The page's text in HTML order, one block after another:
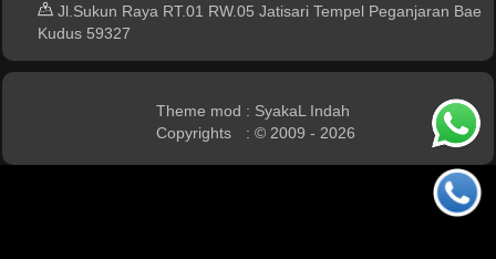
Jl.Sukun Raya RT.01 RW.05 Jatisari Tempel Peganjaran Bae
Kudus 59327
Theme mod
Copyrights
: SyakaL Indah
: © 2009 - 2026